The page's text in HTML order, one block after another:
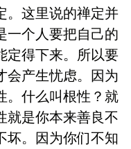
。这里说的禅定并
一个人要把自己的
定得下来。所以要
会产生忧虑。因为
。什么叫根性？就
就是你本来善良不
坏。因为你们不知